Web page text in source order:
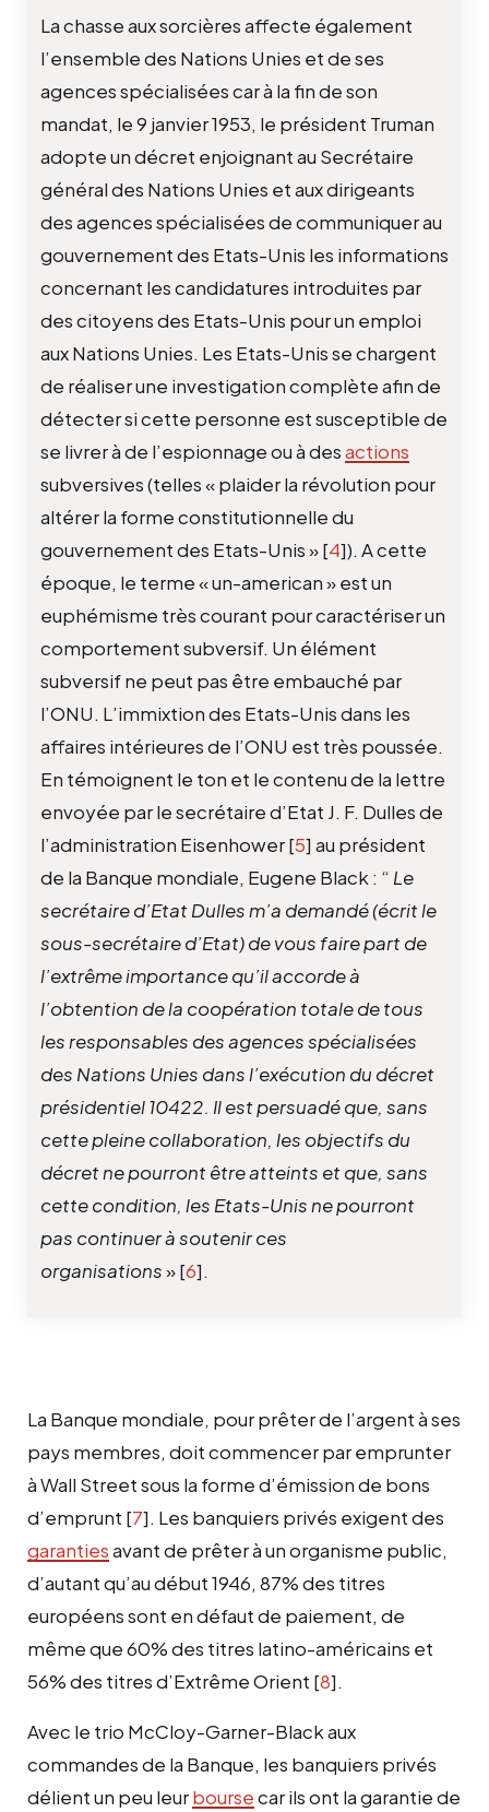
La chasse aux sorcières affecte également
l’ensemble des Nations Unies et de ses
agences spécialisées car à la fin de son
mandat, le 9 janvier 1953, le président Truman
adopte un décret enjoignant au Secrétaire
général des Nations Unies et aux dirigeants
des agences spécialisées de communiquer au
gouvernement des Etats-Unis les informations
concernant les candidatures introduites par
des citoyens des Etats-Unis pour un emploi
aux Nations Unies. Les Etats-Unis se chargent
de réaliser une investigation complète afin de
détecter si cette personne est susceptible de
se livrer à de l’espionnage ou à desactions
subversives (telles « plaider la révolution pour
altérer la forme constitutionnelle du
gouvernement des Etats-Unis »[4]). A cette
époque, le terme « un-american » est un
euphémisme très courant pour caractériser un
comportement subversif. Un élément
subversif ne peut pas être embauché par
l’ONU. L’immixtion des Etats-Unis dans les
affaires intérieures de l’ONU est très poussée.
En témoignent le ton et le contenu de la lettre
envoyée par le secrétaire d’Etat J. F. Dulles de
l’administration Eisenhower[5] au président
de la Banque mondiale, Eugene Black : “ Le
secrétaire d’Etat Dulles m’a demandé (écrit le
sous-secrétaire d’Etat) de vous faire part de
l’extrême importance qu’il accorde à
l’obtention de la coopération totale de tous
les responsables des agences spécialisées
des Nations Unies dans l’exécution du décret
présidentiel 10422. Il est persuadé que, sans
cette pleine collaboration, les objectifs du
décret ne pourront être atteints et que, sans
cette condition, les Etats-Unis ne pourront
pas continuer à soutenir ces
organisations»[6].
La Banque mondiale, pour prêter de l’argent à ses
pays membres, doit commencer par emprunter
à Wall Street sous la forme d’émission de bons
d’emprunt [7]. Les banquiers privés exigent des
garantiesavant de prêter à un organisme public,
d’autant qu’au début 1946, 87% des titres
européens sont en défaut de paiement, de
même que 60% des titres latino-américains et
56% des titres d’Extrême Orient [8].
Avec le trio McCloy-Garner-Black aux
commandes de la Banque, les banquiers privés
délient un peu leurboursecar ils ont la garantie de